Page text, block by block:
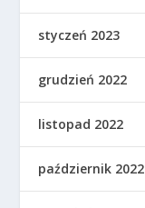
styczeń 2023
grudzień 2022
listopad 2022
październik 2022